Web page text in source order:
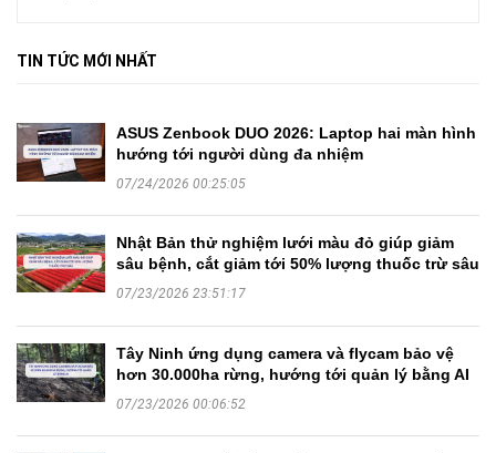
TIN TỨC MỚI NHẤT
ASUS Zenbook DUO 2026: Laptop hai màn hình
hướng tới người dùng đa nhiệm
07/24/2026 00:25:05
Nhật Bản thử nghiệm lưới màu đỏ giúp giảm
sâu bệnh, cắt giảm tới 50% lượng thuốc trừ sâu
07/23/2026 23:51:17
Tây Ninh ứng dụng camera và flycam bảo vệ
hơn 30.000ha rừng, hướng tới quản lý bằng AI
07/23/2026 00:06:52